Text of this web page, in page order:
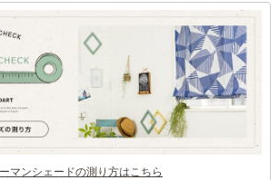
マンシェードの測り方はこちら